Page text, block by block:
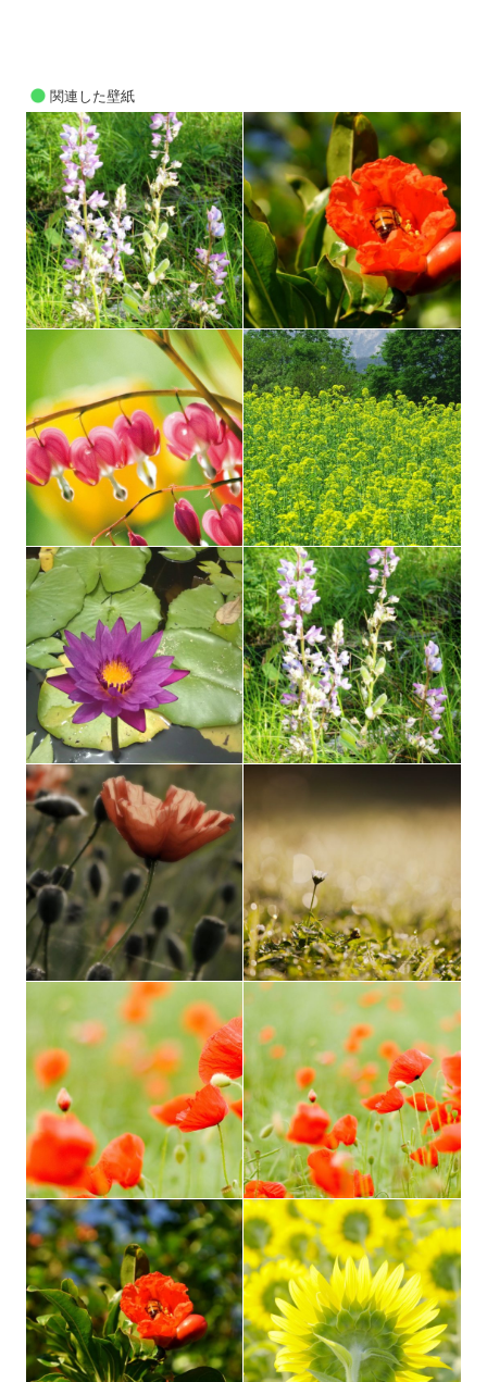
関連した壁紙